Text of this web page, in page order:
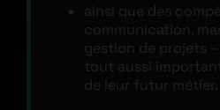
ainsi que des
communication,
gestion de projets
tout aussi
de leur futur métier.